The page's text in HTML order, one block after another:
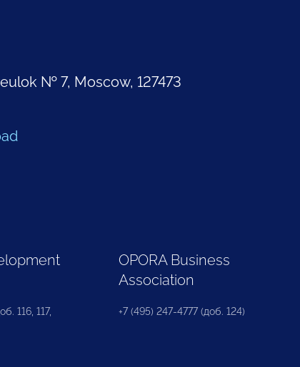
№ 7, Moscow, 127473
116, 117,
OPORA Business
Association
+7 (495) 247-4777 (доб. 124)